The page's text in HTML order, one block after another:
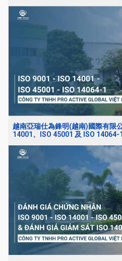
越南亞瑞仕為鋒明(越南)國際有限
14001、ISO 45001 及 ISO 14064-